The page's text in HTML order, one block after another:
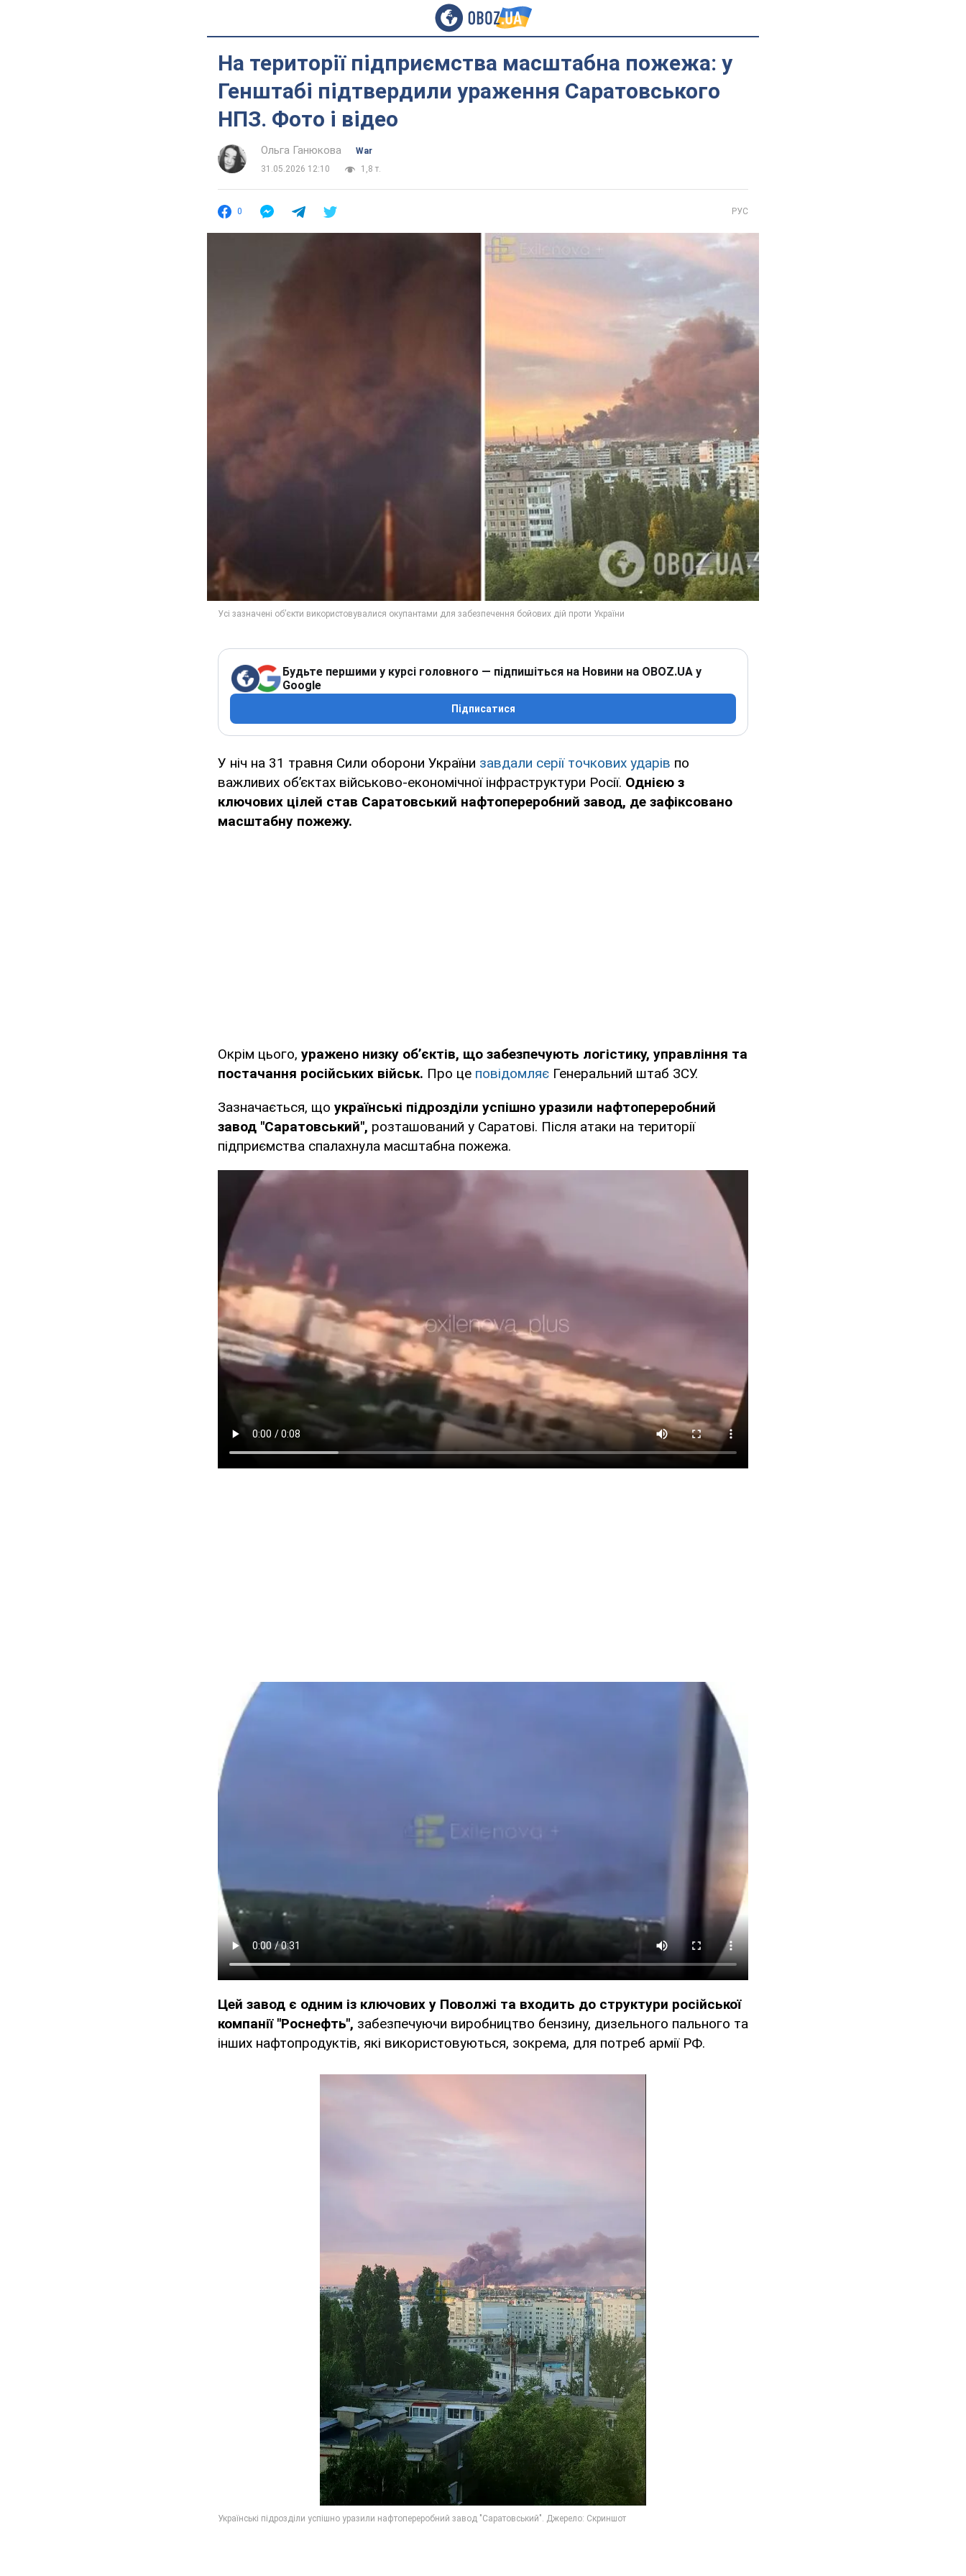
На території підприємства масштабна пожежа: у
Генштабі підтвердили ураження Саратовського
НПЗ. Фото і відео
Ольга Ганюкова
War
31.05.2026 12:10
1,8 т.
0 РУС
Будьте першими у курсі головного — підпишіться на Новини на OBOZ.UA у
Google
Підписатися
У ніч на 31 травня Сили оборони України завдали серії точкових ударів по
важливих об’єктах військово-економічної інфраструктури Росії. Однією з
ключових цілей став Саратовський нафтопереробний завод, де зафіксовано
масштабну пожежу.
Окрім цього, уражено низку об’єктів, що забезпечують логістику, управління та
постачання російських військ. Про це повідомляє Генеральний штаб ЗСУ.
Зазначається, що українські підрозділи успішно уразили нафтопереробний
завод "Саратовський", розташований у Саратові. Після атаки на території
підприємства спалахнула масштабна пожежа.
Цей завод є одним із ключових у Поволжі та входить до структури російської
компанії "Роснефть", забезпечуючи виробництво бензину, дизельного пального та
інших нафтопродуктів, які використовуються, зокрема, для потреб армії РФ.